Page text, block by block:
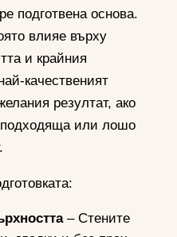
подготвена основа.
влияе върху
и крайния
качественият
резултат, ако
или лошо
– Стените